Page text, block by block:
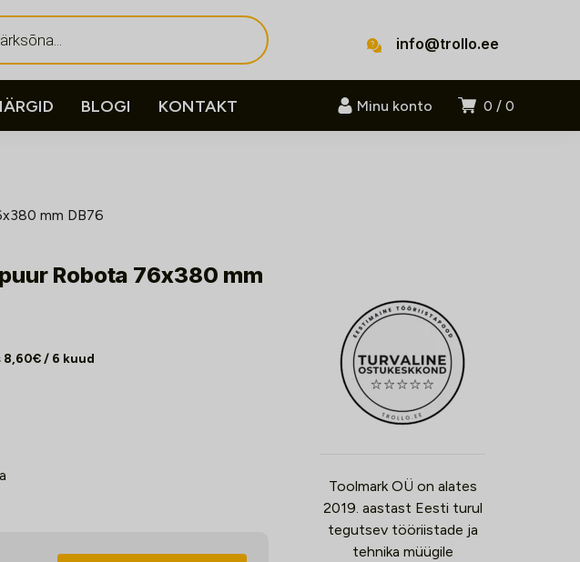
info@trollo.ee
0 0
Minu konto
BLOGI KONTAKT
mm DB76
Robota 76x380 mm
8,60€/ 6 kuud
Toolmark OÜ on alates
2019. aastast Eesti turul
tegutsev tööriistade ja
tehnika müügile